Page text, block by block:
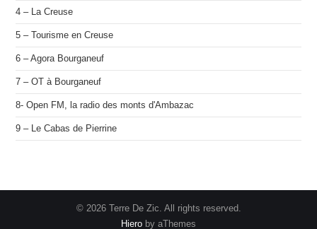
4 – La Creuse
5 – Tourisme en Creuse
6 – Agora Bourganeuf
7 – OT à Bourganeuf
8- Open FM, la radio des monts d'Ambazac
9 – Le Cabas de Pierrine
© 2026 Terre De Zic. All rights reserved.
Hiero by aThemes